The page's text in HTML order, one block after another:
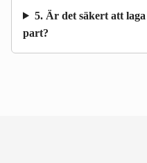
5. Är det säkert att
part?